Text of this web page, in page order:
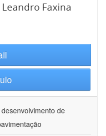
Faxina
de